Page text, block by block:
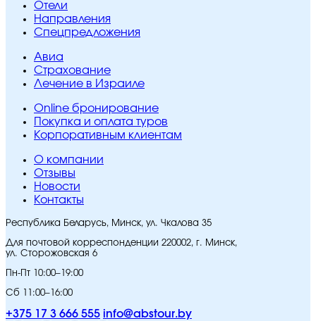
Отели
Направления
Спецпредложения
Авиа
Страхование
Лечение в Израиле
Online бронирование
Покупка и оплата туров
Корпоративным клиентам
O компании
Отзывы
Новости
Контакты
Республика Беларусь, Минск, ул. Чкалова 35
Для почтовой корреспонденции 220002, г. Минск,
ул. Сторожовская 6
Пн-Пт 10:00–19:00
Сб 11:00–16:00
+375 17 3 666 555 info@abstour.by